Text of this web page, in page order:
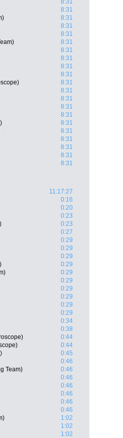
8:31
8:31
8:31
8:31
8:31
8:31
8:31
8:31
8:31
8:31
8:31
8:31
8:31
8:31
8:31
8:31
8:31
8:31
8:31
8:31
8:31
11:17:27
0:16
0:20
0:23
0:23
0:27
0:29
0:29
0:29
0:29
0:29
0:29
0:29
0:29
0:29
0:29
0:34
0:38
0:44
0:44
0:45
0:46
Team)
0:46
0:46
0:46
0:46
0:46
0:46
1:02
1:02
1:02